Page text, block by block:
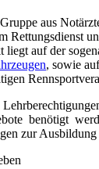
aus
Rettungsdienst
auf der
, sowie
benötigt
zur Ausbildung